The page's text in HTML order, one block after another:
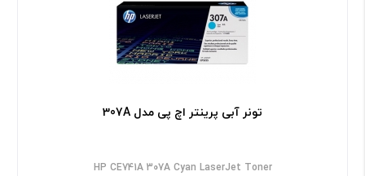
تونر آبی پرینتر اچ پی مدل 307A
HP CE741A 307A Cyan LaserJet Toner